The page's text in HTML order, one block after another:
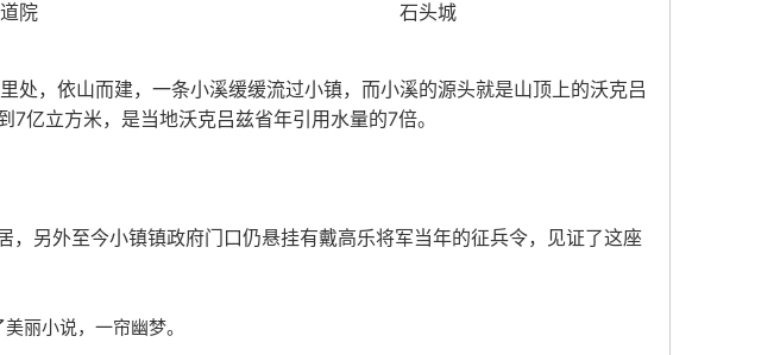
院
石头城
，依山而建，一条小溪缓缓流过小镇，而小溪的源头就是山顶上的沃克吕
亿立方米，是当地沃克吕兹省年引用水量的7倍。
另外至今小镇镇政府门口仍悬挂有戴高乐将军当年的征兵令，见证了这座
丽小说，一帘幽梦。